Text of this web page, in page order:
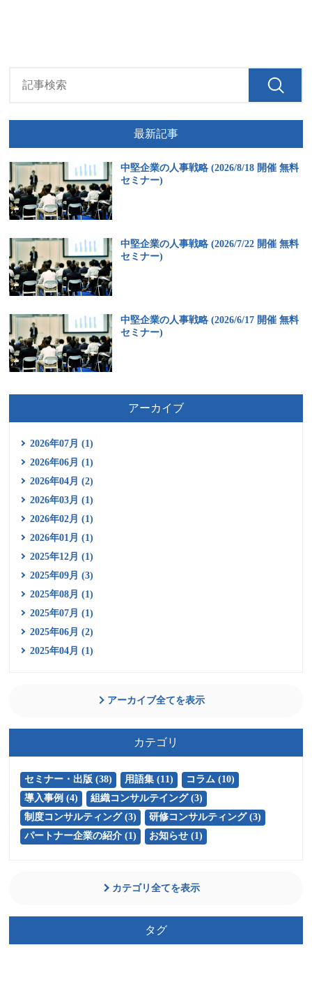
最新記事
中堅企業の人事戦略 (2026/8/18 開催 無料
セミナー)
中堅企業の人事戦略 (2026/7/22 開催 無料
セミナー)
中堅企業の人事戦略 (2026/6/17 開催 無料
セミナー)
アーカイブ
2026年07月 (1)
2026年06月 (1)
2026年04月 (2)
2026年03月 (1)
2026年02月 (1)
2026年01月 (1)
2025年12月 (1)
2025年09月 (3)
2025年08月 (1)
2025年07月 (1)
2025年06月 (2)
2025年04月 (1)
アーカイブ全てを表示
カテゴリ
セミナー・出版 (38) 用語集 (11)
コラム (10)
導入事例 (4)
組織コンサルテイング (3)
制度コンサルティング (3)
研修コンサルティング (3)
パートナー企業の紹介 (1)
お知らせ (1)
カテゴリ全てを表示
タグ